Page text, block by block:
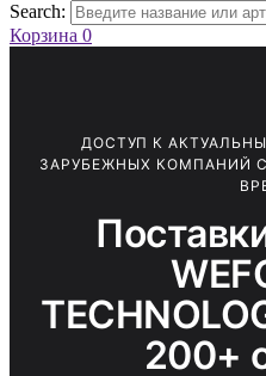
Search:
Корзина 0
ДОСТУП К
ЗАРУБЕЖНЫХ КОМПАНИЙ
200+